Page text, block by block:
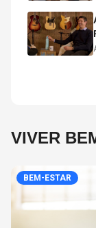
VIVER
BEM-ESTAR